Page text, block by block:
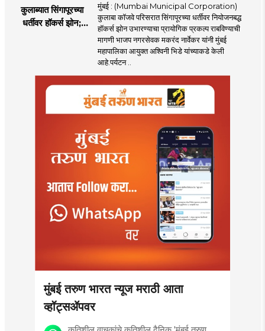
कुलाब्यात सिंगापूरच्या
धर्तीवर हॉकर्स झोन;
आयुक्तांना पत्र
मुंबई : (Mumbai Municipal Corporation)
कुलाबा कॉजवे परिसरात सिंगापूरच्या धर्तीवर नियोजनबद्ध
हॉकर्स झोन उभारण्याचा प्रायोगिक प्रकल्प राबविण्याची
मागणी भाजप नगरसेवक मकरंद नार्वेकर यांनी मुंबई
महापालिका आयुक्त अश्विनी भिडे यांच्याकडे केली
आहे.पर्यटन ..
मुंबई तरुण भारत न्यूज मराठी आता
व्हॉट्सॲपवर